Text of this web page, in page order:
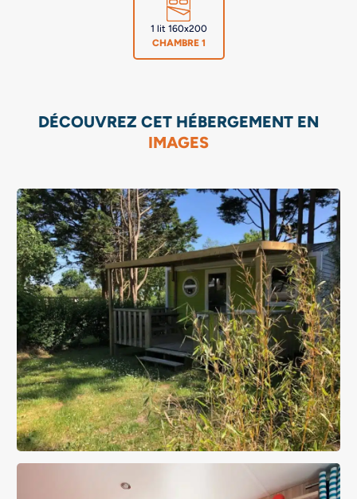
1 lit 160x200
CHAMBRE 1
DÉCOUVREZ CET HÉBERGEMENT EN
IMAGES